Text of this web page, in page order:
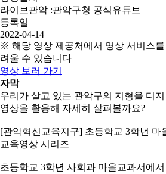
라이브관악 :관악구청 공식유튜브
등록일
2022-04-14
※ 해당 영상 제공처에서 영상 서비스
려울 수 있습니다
영상 보러 가기
자막
우리가 살고 있는 관악구의 지형을 디
영상을 활용해 자세히 살펴볼까요?
[관악혁신교육지구] 초등학교 3학년 마
교육영상 시리즈
초등학교 3학년 사회과 마을교과서에